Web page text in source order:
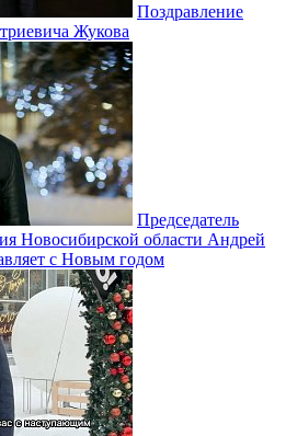
Поздравление
Жукова
Председатель
Новосибирской области Андрей
с Новым годом